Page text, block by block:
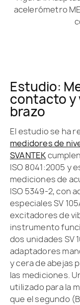
acelerómetro
Estudio:
contacto y
brazo
El estudio se ha
medidores de
SVANTEK
ISO 8041:2005 y
mediciones de
ISO 5349-2, con
especiales SV
excitadores de
instrumento
dos unidades SV
adaptadores
y cera de abejas
las mediciones.
utilizado para la
que el segundo